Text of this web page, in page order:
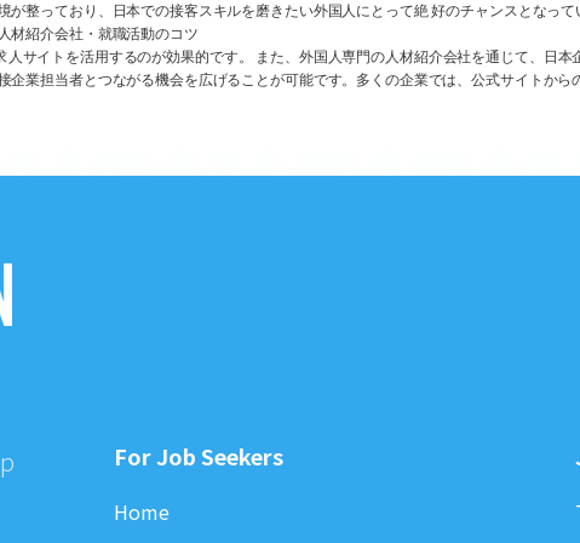
整っており、日本での接客スキルを磨きたい外国人にとって絶 好のチャンスとなって
材紹介会社・就職活動のコツ
サイトを活用するのが効果的です。 また、外国人専門の人材紹介会社を通じて、日
企業担当者とつながる機会を広げることが可能です。多くの企業では、公式サイトか
For Job Seekers
Home